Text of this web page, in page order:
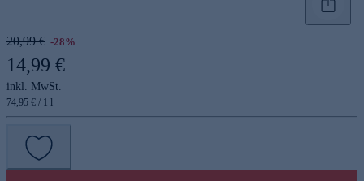
20,99 € -28%
14,99 €
inkl. MwSt.
74,95 € / 1 l